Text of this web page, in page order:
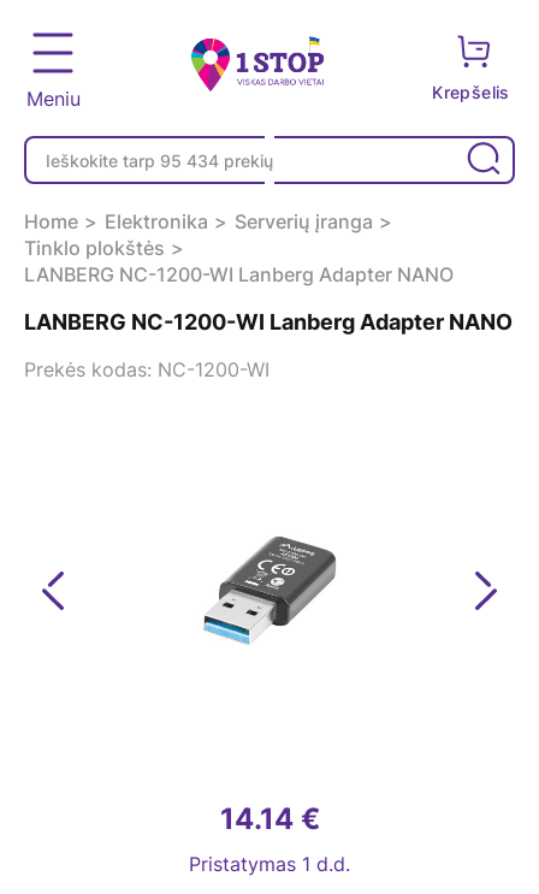
Meniu Krepšelis
Home Elektronika
Serverių įranga
Tinklo plokštės
LANBERG NC-1200-WI Lanberg Adapter NANO
LANBERG NC-1200-WI Lanberg Adapter NANO
Prekės kodas: NC-1200-WI
Previous Next
14.14 €
Pristatymas 1 d.d.